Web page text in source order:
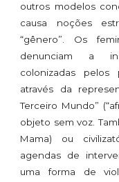
outros modelos
causa noções
“gênero”. Os
denunciam a
colonizadas pelos
através da
Terceiro Mundo”
objeto sem voz.
Mama) ou
agendas de
uma forma de